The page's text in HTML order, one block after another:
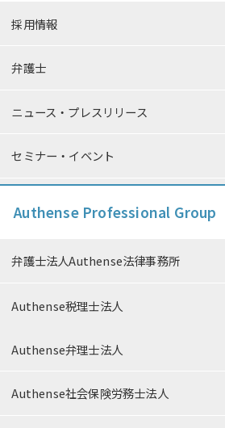
採用情報
弁護士
ニュース・プレスリリース
セミナー・イベント
Authense Professional Group
弁護士法人Authense法律事務所
Authense税理士法人
Authense弁理士法人
Authense社会保険労務士法人